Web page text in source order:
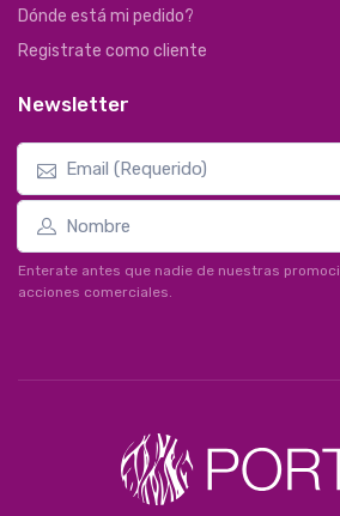
Dónde está mi pedido?
Registrate como cliente
Newsletter
Enterate antes que nadie de nuestras
acciones comerciales.